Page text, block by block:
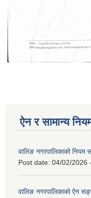
ऐन र सामान्य
वालिङ नगरपालिकाको नियम
Post date: 04/02/2026
वालिङ नगरपालिकाको ऐन